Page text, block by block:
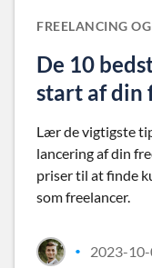
FREELANCING
De 10
start af din
Lær de vigtigste
lancering af din
priser til at finde
som freelancer.
• 2023-